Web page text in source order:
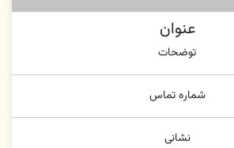
عنوان
توضحات
شماره تماس
نشانی